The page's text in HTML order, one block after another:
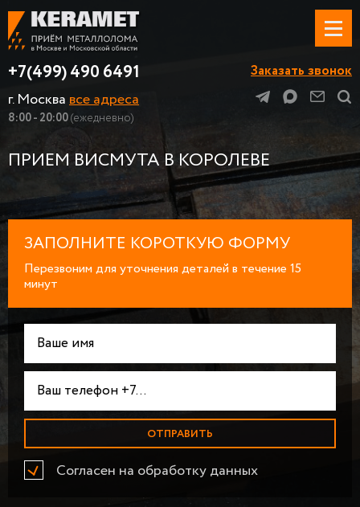
+7(499) 490 6491
г. Москвавсе адреса
8:00 - 20:00(ежедневно)
Заказать звонок
ПРИЕМ ВИСМУТА В КОРОЛЕВЕ
ЗАПОЛНИТЕ КОРОТКУЮ ФОРМУ
Перезвоним для уточнения деталей в течение 15
минут
Согласен на обработку данных